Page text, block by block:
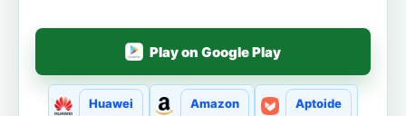
Play on Google Play
Huawei Amazon Aptoide